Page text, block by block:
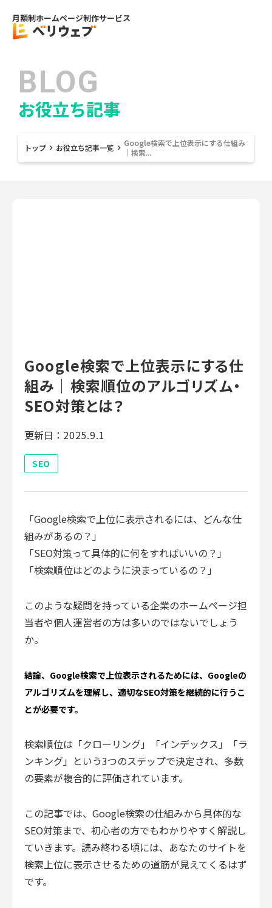
BLOG
お役立ち記事
トップ keyboard_arrow_right お役立ち記事一覧 keyboard_arrow_right Google検索で上位表示にする仕組み
｜検索...
月額制ホームページ制作サービス
Google検索で上位表示にする仕
組み｜検索順位のアルゴリズム・
SEO対策とは？
更新日： 2025.9.1
SEO
「Google検索で上位に表示されるには、どんな仕
組みがあるの？」
「SEO対策って具体的に何をすればいいの？」
「検索順位はどのように決まっているの？」
このような疑問を持っている企業のホームページ担
当者や個人運営者の方は多いのではないでしょう
か。
結論、Google検索で上位表示されるためには、Googleの
アルゴリズムを理解し、適切なSEO対策を継続的に行うこ
とが必要です。
検索順位は「クローリング」「インデックス」「ラ
ンキング」という3つのステップで決定され、多数
の要素が複合的に評価されています。
この記事では、Google検索の仕組みから具体的な
SEO対策まで、初心者の方でもわかりやすく解説し
ていきます。読み終わる頃には、あなたのサイトを
検索上位に表示させるための道筋が見えてくるはず
です。